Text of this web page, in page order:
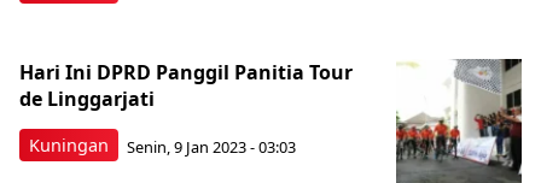
Kuningan
Hari Ini DPRD Panggil Panitia Tour
de Linggarjati
Senin, 9 Jan 2023 - 03:03